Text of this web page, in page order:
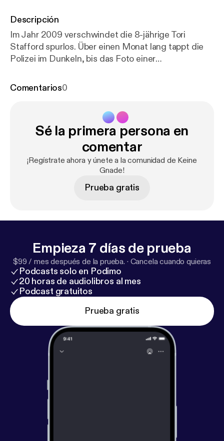
Descripción
Im Jahr 2009 verschwindet die 8-jährige Tori
Stafford spurlos. Über einen Monat lang tappt die
Polizei im Dunkeln, bis das Foto einer
Hinweis liefert.
Comentarios0
Sé la primera persona en
comentar
¡Regístrate ahora y únete a la comunidad de Keine
Gnade!
Prueba gratis
Empieza 7 días de prueba
$99 / mes después de la prueba. · Cancela cuando quieras
Podcasts solo en Podimo
20 horas de audiolibros al mes
Podcast gratuitos
Prueba gratis